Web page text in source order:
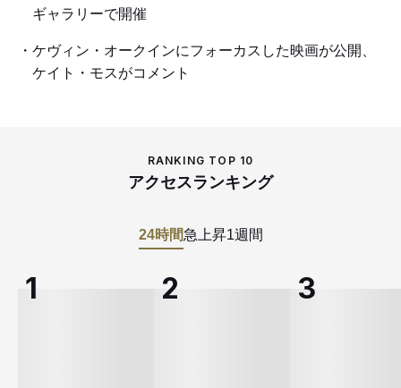
ギャラリーで開催
ケヴィン・オークインにフォーカスした映画が公開、
ケイト・モスがコメント
RANKING TOP 10
アクセスランキング
24時間急上昇1週間